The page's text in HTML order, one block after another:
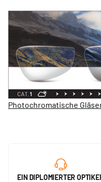
Photochromatische
EIN DIPLOMIERTER